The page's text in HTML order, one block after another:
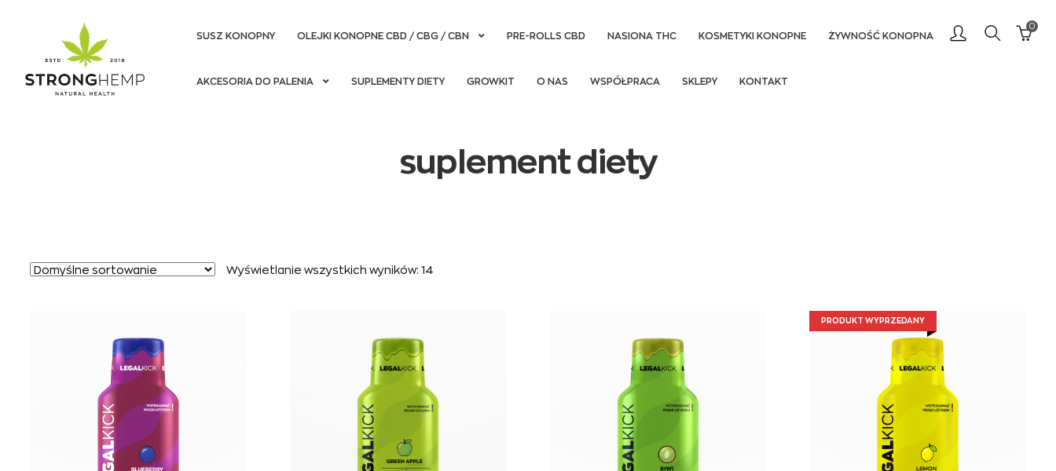
do
do
SUSZ KONOPNY OLEJKI KONOPNE CBD / CBG / CBN PRE-ROLLS CBD NASIONA THC KOSMETYKI KONOPNE ŻYWNOŚĆ KONOPNA
AKCESORIA DO PALENIA SUPLEMENTY DIETY GROWKIT O NAS WSPÓŁPRACA SKLEPY KONTAKT
0
suplement diety
Wyświetlanie wszystkich wyników: 14
PRODUKT WYPRZEDANY